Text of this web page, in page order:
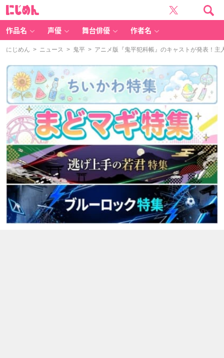
作品名 声優 舞台俳優 作者名
にじめん > ニュース > 鬼平 > アニメ版『鬼平犯科帳』のキャストが発表！主